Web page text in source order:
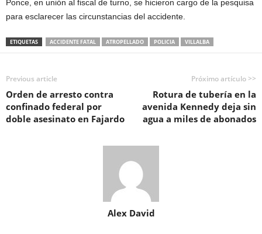
Ponce, en unión al fiscal de turno, se hicieron cargo de la pesquisa
para esclarecer las circunstancias del accidente.
ETIQUETAS ACCIDENTE FATAL ATROPELLADO POLICIA VILLALBA
Previous article
Orden de arresto contra
confinado federal por
doble asesinato en Fajardo
Próximo artículo >>
Rotura de tubería en la
avenida Kennedy deja sin
agua a miles de abonados
Alex David